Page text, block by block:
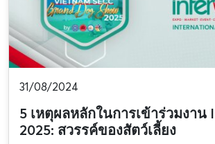
31/08/2024
5 เหตุผลหลักในการเข้าร่วมงาน
2025: สวรรค์ของสัตว์เลี้ยง